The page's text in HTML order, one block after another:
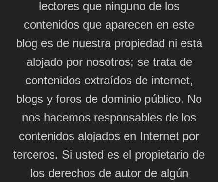
lectores que ninguno de los
contenidos que aparecen en este
blog es de nuestra propiedad ni está
alojado por nosotros; se trata de
contenidos extraídos de internet,
blogs y foros de dominio público. No
nos hacemos responsables de los
contenidos alojados en Internet por
terceros. Si usted es el propietario de
los derechos de autor de algún